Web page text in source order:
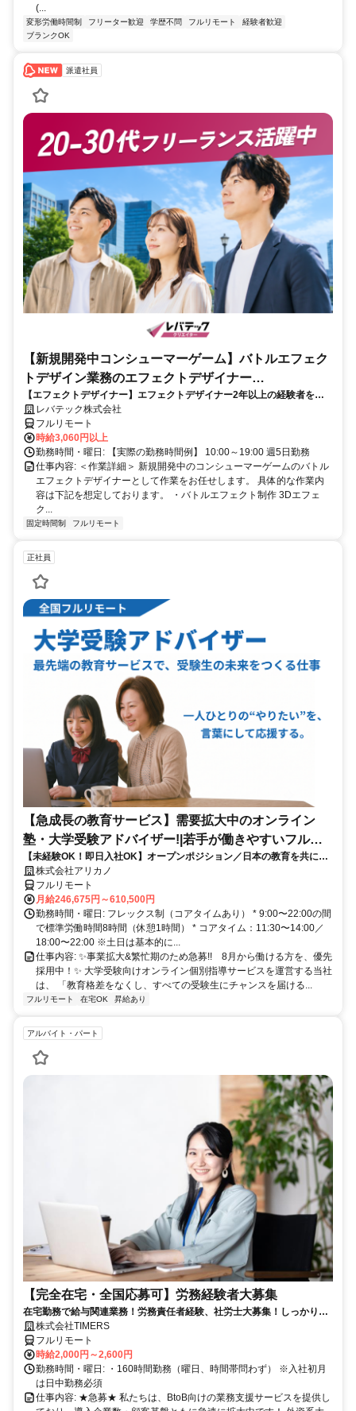
(...
変形労働時間制 フリーター歓迎 学歴不問 フルリモート
経験者歓迎
ブランクOK
派遣社員
【新規開発中コンシューマーゲーム】バトルエフェク
トデザイン業務のエフェクトデザイナー
_LTCR187574_CP_CRG
【エフェクトデザイナー】エフェクトデザイナー2年以上の経験者を歓
迎！キャリアアップを目指したい方も大歓迎♪
レバテック株式会社
フルリモート
時給3,060円以上
勤務時間・曜日: 【実際の勤務時間例】 10:00～19:00 週5日勤務
仕事内容: ＜作業詳細＞ 新規開発中のコンシューマーゲームのバトル
エフェクトデザイナーとして作業をお任せします。 具体的な作業内
容は下記を想定しております。 ・バトルエフェクト制作 3Dエフェ
ク...
固定時間制 フルリモート
正社員
【急成長の教育サービス】需要拡大中のオンライン
塾・大学受験アドバイザー!|若手が働きやすいフルリ
モート勤務
【未経験OK！即日入社OK】オープンポジション／日本の教育を共に変
える仲間を募集します！
株式会社アリカノ
フルリモート
月給246,675円～610,500円
勤務時間・曜日: フレックス制（コアタイムあり） * 9:00〜22:00の間
で標準労働時間8時間（休憩1時間） * コアタイム：11:30〜14:00／
18:00〜22:00 ※土日は基本的に...
仕事内容: ✨️事業拡大&繁忙期のため急募!! 8月から働ける方を、優先
採用中！✨️ 大学受験向けオンライン個別指導サービスを運営する当社
は、 「教育格差をなくし、すべての受験生にチャンスを届ける...
フルリモート 在宅OK 昇給あり
アルバイト・パート
【完全在宅・全国応募可】労務経験者大募集
在宅勤務で給与関連業務！労務責任者経験、社労士大募集！しっかり稼
ぎたい方、注目！
株式会社TIMERS
フルリモート
時給2,000円～2,600円
勤務時間・曜日: ・160時間勤務（曜日、時間帯問わず） ※入社初月
は日中勤務必須
仕事内容: ★急募★ 私たちは、BtoB向けの業務支援サービスを提供し